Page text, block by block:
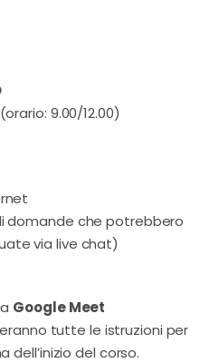
9.00/12.00)
domande che potrebbero
via live chat)
Google Meet
tutte le istruzioni per
dell’inizio del corso.